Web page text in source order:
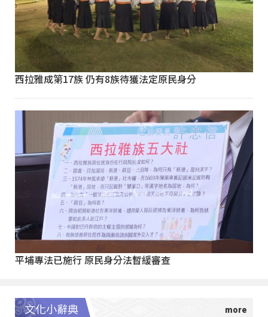
西拉雅成第17族 仍有8族待獲法定原民身分
平埔專法已施行 原民身分法暫緩審查
文化小辭典